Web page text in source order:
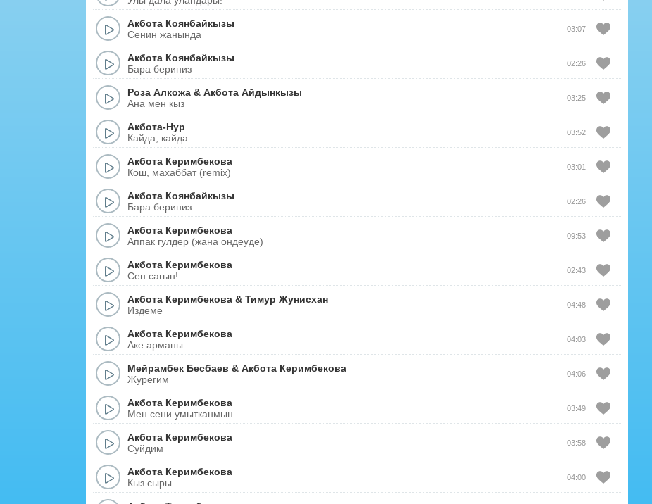
Акбота Коянбайкызы
Сенин жанында
03:07
Акбота Коянбайкызы
Бара бериниз
02:26
Роза Алкожа & Акбота Айдынкызы
Ана мен кыз
03:25
Акбота-Нур
Кайда, кайда
03:52
Акбота Керимбекова
Кош, махаббат (remix)
03:01
Акбота Коянбайкызы
Бара бериниз
02:26
Акбота Керимбекова
Аппак гулдер (жана ондеуде)
09:53
Акбота Керимбекова
Сен сагын!
02:43
Акбота Керимбекова & Тимур Жунисхан
Издеме
04:48
Акбота Керимбекова
Аке арманы
04:03
Мейрамбек Бесбаев & Акбота Керимбекова
Журегим
04:06
Акбота Керимбекова
Мен сени умытканмын
03:49
Акбота Керимбекова
Суйдим
03:58
Акбота Керимбекова
Кыз сыры
04:00